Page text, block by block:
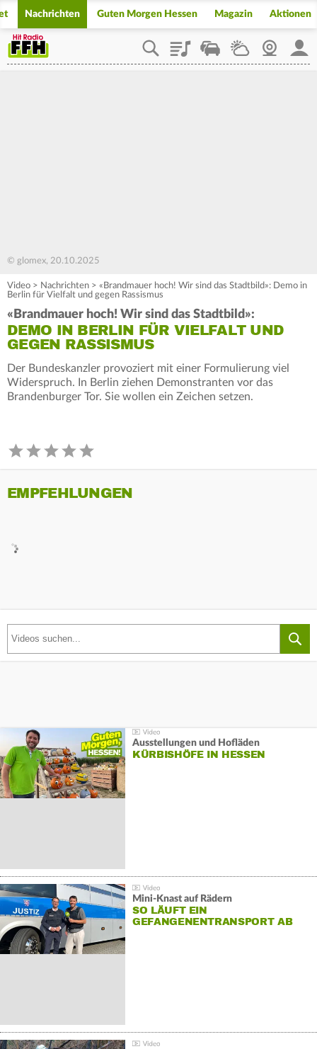
Nachrichten Guten Morgen Hessen Magazin Aktionen
PlaylistStaupilotWetterWebcam
© glomex, 20.10.2025
Video > Nachrichten > «Brandmauer hoch! Wir sind das Stadtbild»: Demo in
Berlin für Vielfalt und gegen Rassismus
«Brandmauer hoch! Wir sind das Stadtbild»:
DEMO IN BERLIN FÜR VIELFALT UND
GEGEN RASSISMUS
Der Bundeskanzler provoziert mit einer Formulierung viel
Widerspruch. In Berlin ziehen Demonstranten vor das
Brandenburger Tor. Sie wollen ein Zeichen setzen.
EMPFEHLUNGEN
Ausstellungen und Hofläden
KÜRBISHÖFE IN HESSEN
Mini-Knast auf Rädern
SO LÄUFT EIN
GEFANGENENTRANSPORT AB